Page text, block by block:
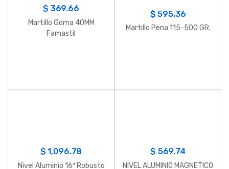
$ 369.66
Martillo Goma 40MM
Famastil
$595.36
Martillo Pena 115-500 GR.
$1,096.78
Nivel Aluminio 16″ Robusto
$ 569.74
NIVEL ALUMINIO MAGNETICO